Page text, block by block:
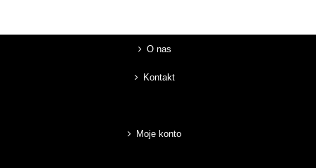
O nas
Kontakt
Moje konto